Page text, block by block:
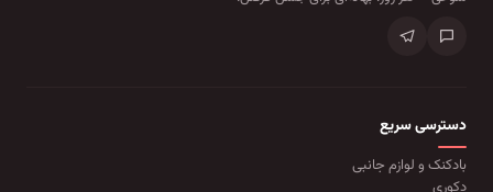
دسترسی سریع
بادکنک و لوازم جانبی
دکوری